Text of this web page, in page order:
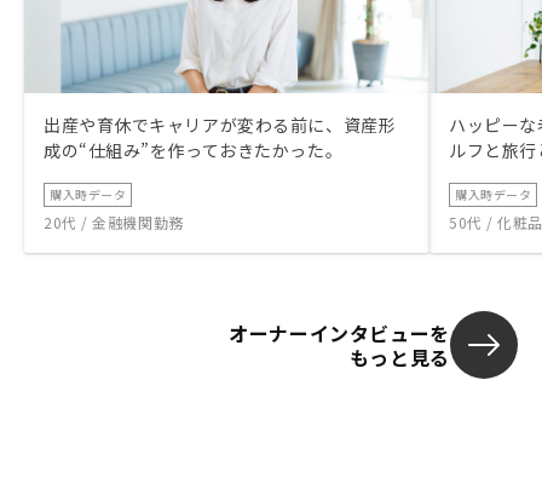
出産や育休でキャリアが変わる前に、資産形
成の“仕組み”を作っておきたかった。
購入時データ
20代 / 金融機関勤務
ハッピー
ルフと旅
購入時データ
50代 / 化粧
オーナーインタビューを
もっと見る